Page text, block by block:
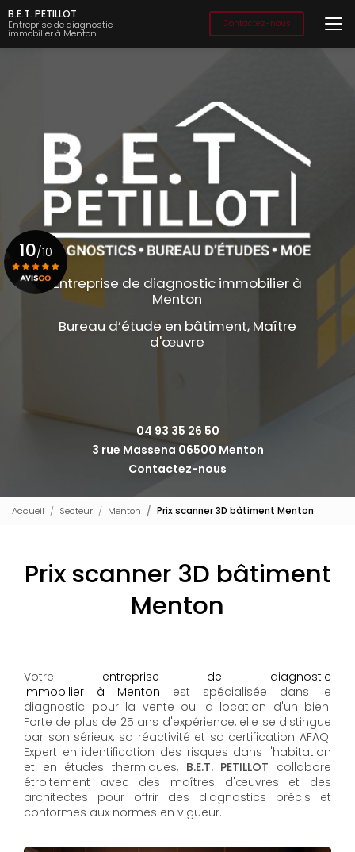
Aller
au
contenu
principal
B.E.T. PETILLOT
Entreprise de diagnostic
immobilier à Menton
Contactez-nous
Entreprise de diagnostic immobilier à
Menton
Bureau d’étude en bâtiment, Maître
d'œuvre
04 93 35 26 50
3 rue Massena 06500 Menton
Contactez-nous
10/10
Voir le certificat
Accueil Secteur Menton Prix scanner 3D bâtiment Menton
Prix scanner 3D bâtiment
Menton
Votre entreprise de diagnostic
immobilier à Menton est spécialisée dans le
diagnostic pour la vente ou la location d'un bien.
Forte de plus de 25 ans d'expérience, elle se distingue
par son sérieux, sa réactivité et sa certification AFAQ.
Expert en identification des risques dans l'habitation
et en études thermiques, B.E.T. PETILLOT collabore
étroitement avec des maîtres d'œuvres et des
architectes pour offrir des diagnostics précis et
conformes aux normes en vigueur.